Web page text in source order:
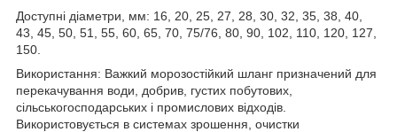
Доступні діаметри, мм: 16, 20, 25, 27, 28, 30, 32, 35, 38, 40,
43, 45, 50, 51, 55, 60, 65, 70, 75/76, 80, 90, 102, 110, 120, 127,
150.
Використання: Важкий морозостійкий шланг призначений для
перекачування води, добрив, густих побутових,
сільськогосподарських і промислових відходів.
Використовується в системах зрошення, очистки